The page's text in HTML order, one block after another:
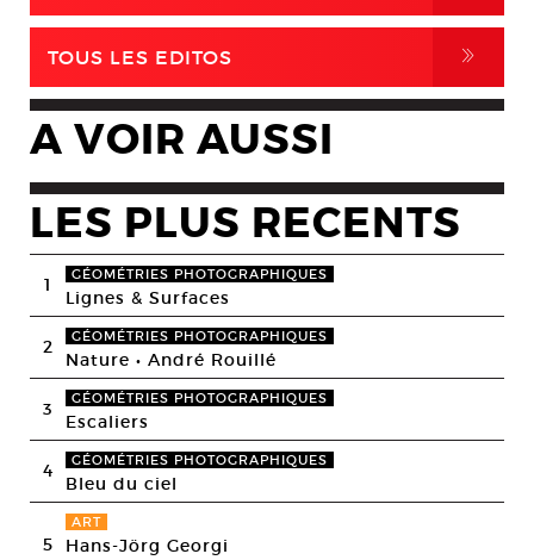
TOUS LES EDITOS ,
A VOIR AUSSI
LES PLUS RECENTS
1 GÉOMÉTRIES PHOTOGRAPHIQUES
Lignes & Surfaces
2 GÉOMÉTRIES PHOTOGRAPHIQUES
Nature • André Rouillé
3 GÉOMÉTRIES PHOTOGRAPHIQUES
Escaliers
4 GÉOMÉTRIES PHOTOGRAPHIQUES
Bleu du ciel
5
ART
Hans-Jörg Georgi